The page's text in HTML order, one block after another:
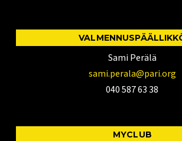
Sami Perälä
sami.perala@pari.org
040 587 63 38
MYCLUB